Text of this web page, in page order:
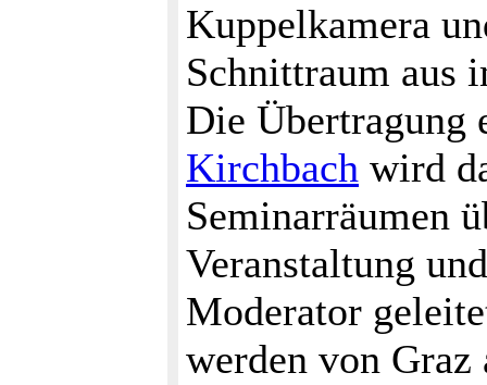
Kuppelkamera
Schnittraum aus
Die Übertragung
Kirchbach wird
Seminarräumen
Veranstaltung
Moderator
werden von Graz